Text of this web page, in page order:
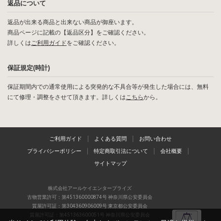
返品について
返品が出来る商品と出来ない商品が御座います。
商品ページに記載の【返品区分】をご確認ください。
詳しくはご利用ガイドをご確認ください。
保証規定(時計)
保証期間内での通常使用による突発的な不具合等が発生した場合には、無料
にて修理・調整をさせて頂きます。詳しくはこちらから。
ご利用ガイド よくある質問 お問い合わせ
プライバシーポリシー 特定商取引法について 会社概要
サイトマップ
株式会社アールケイエンタープライズ
古物営業許可：第451360000874号 神奈川県公安委員会
質屋許可証：第304360906009号 東京都公安委員会
質屋許可証：第451363600051号 神奈川県公安委員会